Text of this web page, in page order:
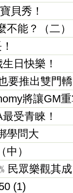
貝秀！
能？（二）
日快樂！
要推出雙門
將讓GM
受青睞！
學問大
）
民眾樂觀其成
(1)